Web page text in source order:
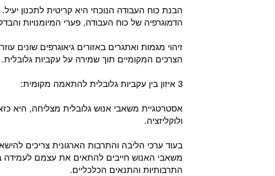
הבנת כוח העבודה הנוכחי היא קריטית לתכנון
הדמוגרפיה של כוח העבודה, פערי המיומנויות
זיהוי מגמות ואתגרים באזורים גיאוגרפים שונים
הצרכים המקומיים תוך שמירה על עקביות גלובלית.
3 איזון בין עקביות גלובלית להתאמה מקומית:
אסטרטגיית משאבי אנוש גלובלית מצליחה, היא
ולוקליזציה.
בעוד ערכי הליבה והתרבות הארגונית צריכים
משאבי האנוש חייבים להתאים את עצמם לעמידה
התרבותיות והתנאים הכלכליים.